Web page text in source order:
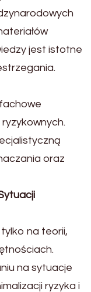
jest istotne
oraz
na teorii,
na sytuacje
ryzyka i